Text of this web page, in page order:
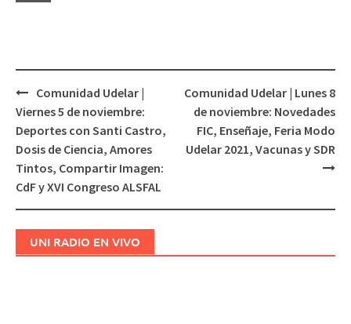
Navegación
de
entradas
Comunidad Udelar |
Viernes 5 de noviembre:
Deportes con Santi Castro,
Dosis de Ciencia, Amores
Tintos, Compartir Imagen:
CdF y XVI Congreso ALSFAL
Comunidad Udelar | Lunes 8
de noviembre: Novedades
FIC, Enseñaje, Feria Modo
Udelar 2021, Vacunas y SDR
UNI RADIO EN VIVO